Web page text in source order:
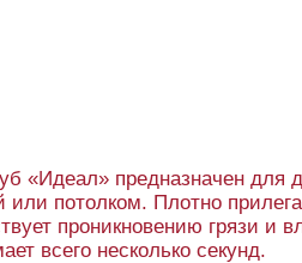
«Идеал» предназначен для
или потолком. Плотно
проникновению грязи и
всего несколько секунд.